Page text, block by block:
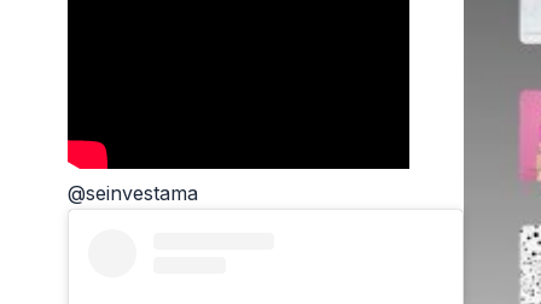
@seinvestama